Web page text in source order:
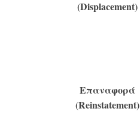
(Displacement)
Επαναφορά
(Reinstatement)